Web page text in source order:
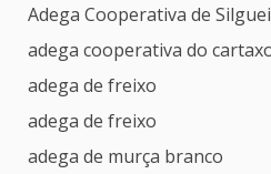
Adega Cooperativa de
adega cooperativa do
adega de freixo
adega de freixo
adega de murça branco